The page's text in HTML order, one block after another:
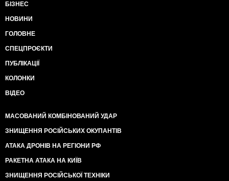
БІЗНЕС
НОВИНИ
ГОЛОВНЕ
СПЕЦПРОЄКТИ
ПУБЛІКАЦІЇ
КОЛОНКИ
ВІДЕО
МАСОВАНИЙ КОМБІНОВАНИЙ УДАР
ЗНИЩЕННЯ РОСІЙСЬКИХ ОКУПАНТІВ
АТАКА ДРОНІВ НА РЕГІОНИ РФ
РАКЕТНА АТАКА НА КИЇВ
ЗНИЩЕННЯ РОСІЙСЬКОЇ ТЕХНІКИ